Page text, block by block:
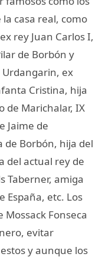
casa real, como
rey Juan Carlos I,
de Borbón y
Urdangarin, ex
Cristina, hija
de Marichalar, IX
Jaime de
de Borbón, hija del
del actual rey de
Taberner, amiga
España, etc. Los
Fonseca
evitar
y aunque los